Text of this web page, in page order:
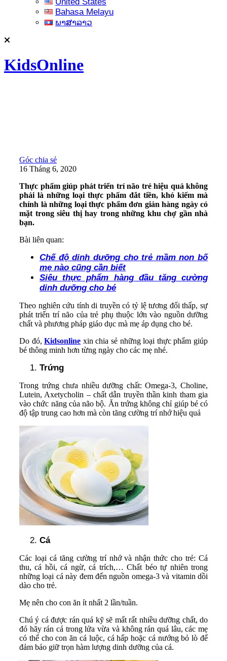
Bahasa Melayu
ພາສາລາວ
KidsOnline
Góc chia sẻ
16 Tháng 6, 2020
Thực phẩm giúp phát triển trí não trẻ hiệu quả không
phải là những loại thực phẩm đắt tiền, khó kiếm mà
chính là những loại thực phẩm đơn giản hàng ngày có
mặt trong siêu thị hay trong những khu chợ gần nhà
bạn.
Bài liên quan:
Chế độ dinh dưỡng cho trẻ mầm non bố
mẹ nào cũng cần biết
Siêu thực phẩm hàng đầu tăng cường
dinh dưỡng cho bé
Theo nghiên cứu tính di truyền có tỷ lệ tương đối thấp, sự
phát triển trí não của trẻ phụ thuộc lớn vào nguồn dưỡng
chất và phương pháp giáo dục mà mẹ áp dụng cho bé.
Do đó,Kidsonline xin chia sẻ những loại thực phẩm giúp
bé thông minh hơn từng ngày cho các mẹ nhé.
Trứng
Trong trứng chưa nhiều dưỡng chất: Omega-3, Choline,
Lutein, Axetycholin – chất dẫn truyền thần kinh tham gia
vào chức năng của não bộ. Ăn trứng không chỉ giúp bé có
độ tập trung cao hơn mà còn tăng cường trí nhớ hiệu quả
Cá
Các loại cá tăng cường trí nhớ và nhận thức cho trẻ: Cá
thu, cá hồi, cá ngừ, cá trích,… Chất béo tự nhiên trong
những loại cá này đem đến nguồn omega-3 và vitamin dồi
dào cho trẻ.
Mẹ nên cho con ăn ít nhất 2 lần/tuần.
Chú ý cá được rán quá kỹ sẽ mất rất nhiều dưỡng chất, do
đó hãy rán cá trong lửa vừa và không rán quá lâu, các mẹ
có thể cho con ăn cá luộc, cá hấp hoặc cá nướng bỏ lò để
đảm bảo giữ trọn hàm lượng dinh dưỡng của cá.